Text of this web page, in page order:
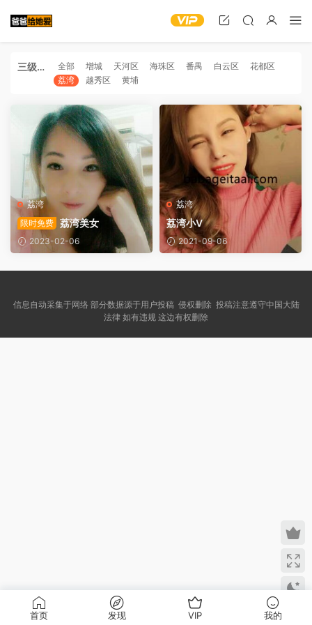
三级分
全部 增城 天河区 海珠区 番禺 白云区
花都区
荔湾
越秀区 黄埔
荔湾
限时免费 荔湾美女
2023-02-06
荔湾
荔湾小V
2021-09-06
信息自动采集于网络 部分数据源于用户投稿 侵权删除 投稿注意遵守中国大陆
法律 如有违规 这边有权删除
首页 发现 VIP 我的